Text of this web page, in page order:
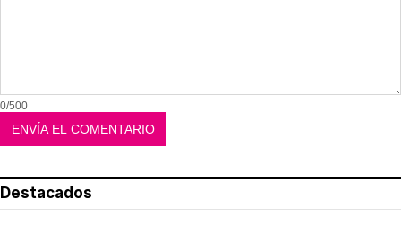
0/500
Destacados